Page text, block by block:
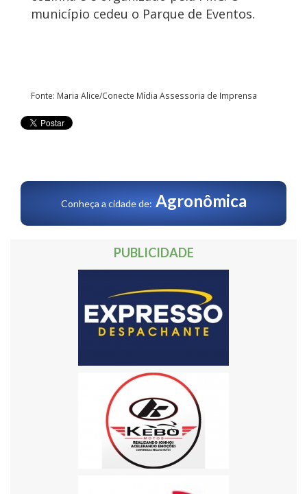
município cedeu o Parque de Eventos.
Fonte: Maria Alice/Conecte Mídia Assessoria de Imprensa
Conheça a cidade de: Agronômica
PUBLICIDADE